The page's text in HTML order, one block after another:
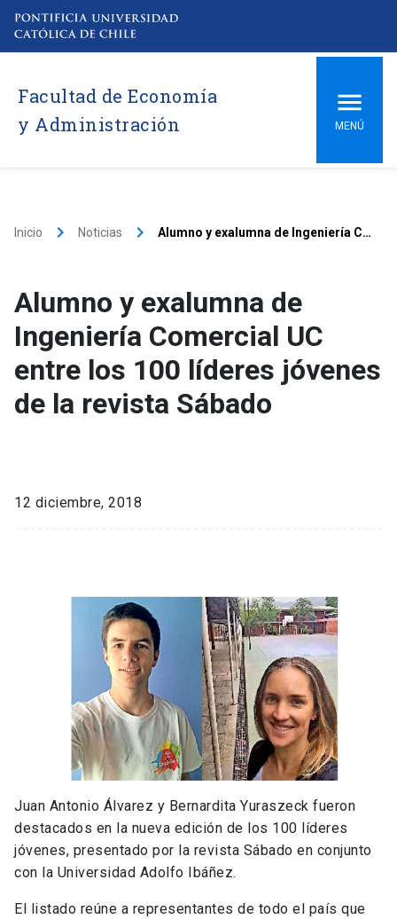
Facultad de Economía
y Administración
MENÚ
Inicio keyboard_arrow_right Noticias keyboard_arrow_right Alumno y exalumna de Ingeniería Comercial UC entre los 100 líderes jóvenes de la revista Sábado
Alumno y exalumna de
Ingeniería Comercial UC
entre los 100 líderes jóvenes
de la revista Sábado
12 diciembre, 2018
Juan Antonio Álvarez y Bernardita Yuraszeck fueron
destacados en la nueva edición de los 100 líderes
jóvenes, presentado por la revista Sábado en conjunto
con la Universidad Adolfo Ibáñez.
El listado reúne a representantes de todo el país que